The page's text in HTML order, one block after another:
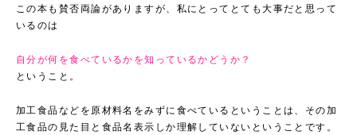
この本も賛否両論がありますが、私にとってとても大事だと思って
いるのは
自分が何を食べているかを知っているかどうか？
ということ。
加工食品などを原材料名をみずに食べているということは、その加
工食品の見た目と食品名表示しか理解していないということです。